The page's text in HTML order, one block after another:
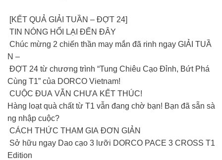
[KẾT QUẢ GIẢI TUẦN – ĐỢT 24]
TIN NÓNG HỔI LẠI ĐẾN ĐÂY
Chúc mừng 2 chiến thần may mắn đã rinh ngay GIẢI TUẦ
N –
ĐỢT 24 từ chương trình “Tung Chiêu Cạo Đỉnh, Bứt Phá
Cùng T1” của DORCO Vietnam!
CUỘC ĐUA VẪN CHƯA KẾT THÚC!
Hàng loạt quà chất từ T1 vẫn đang chờ bạn! Bạn đã sẵn sà
ng nhập cuộc?
CÁCH THỨC THAM GIA ĐƠN GIẢN
Sở hữu ngay Dao cạo 3 lưỡi DORCO PACE 3 CROSS T1
Edition